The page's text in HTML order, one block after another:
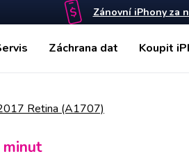
Zánovní iPhony za
Záchrana dat Koupit
Retina (A1707)
minut